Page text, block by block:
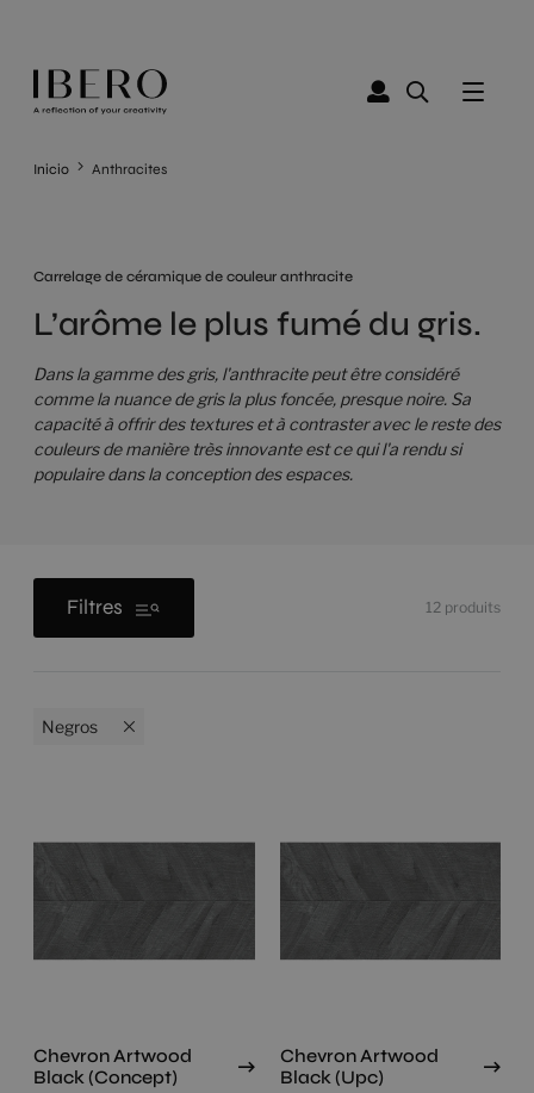
Inicio Anthracites
Carrelage de céramique de couleur anthracite
L’arôme le plus fumé du gris.
Dans la gamme des gris, l'anthracite peut être considéré
comme la nuance de gris la plus foncée, presque noire. Sa
capacité à offrir des textures et à contraster avec le reste des
couleurs de manière très innovante est ce qui l'a rendu si
populaire dans la conception des espaces.
Filtres 12 produits
Negros
Chevron Artwood
Black (Concept)
Chevron Artwood
Black (Upc)